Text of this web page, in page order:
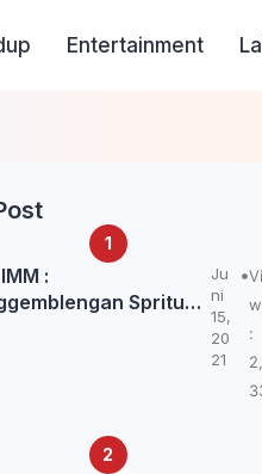
Entertainment
:
Spritual
Ju
ni
15,
20
21
: